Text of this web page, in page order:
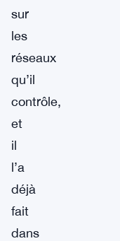
sur
les
réseaux
qu’il
contrôle,
et
il
l’a
déjà
fait
dans